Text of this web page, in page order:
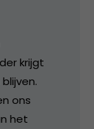
krijgt
ons
het